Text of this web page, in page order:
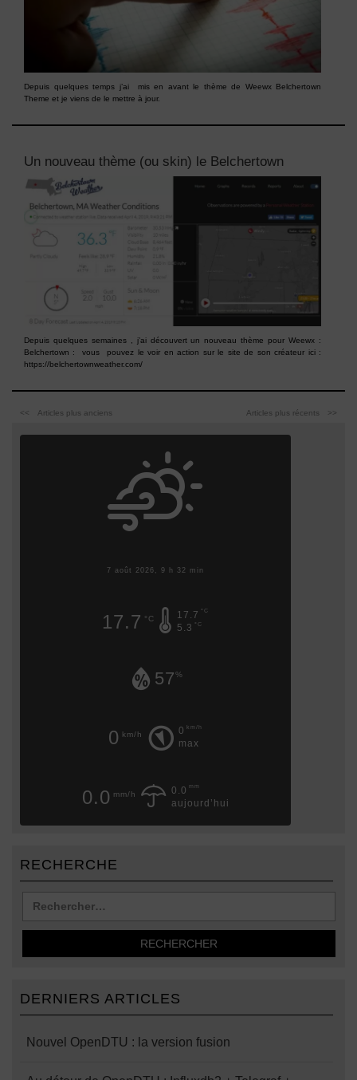
Depuis quelques temps j’ai mis en avant le thème de Weewx Belchertown
Theme et je viens de le mettre à jour.
Un nouveau thème (ou skin) le Belchertown
Depuis quelques semaines , j’ai découvert un nouveau thème pour Weewx :
Belchertown : vous pouvez le voir en action sur le site de son créateur ici :
https://belchertownweather.com/
Articles plus anciens Articles plus récents
7 août 2026, 9 h 32 min
17.7 °C 17.7 °C
5.3 °C
57%
0 km/h 0 km/h
max
0.0 mm/h 0.0 mm
aujourd’hui
RECHERCHE
DERNIERS ARTICLES
Nouvel OpenDTU : la version fusion